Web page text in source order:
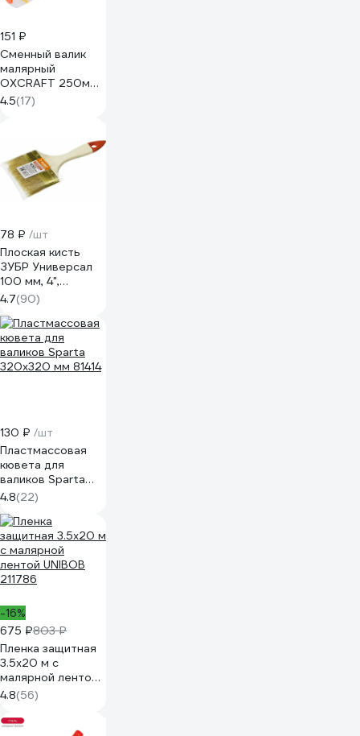
151 ₽
Сменный валик
малярный
OXCRAFT 250мм
44016253
4.5(17)
78 ₽ /шт
Плоская кисть
ЗУБР Универсал
100 мм, 4",
светлая
натуральная
щетина 01099-
100_z01
4.7(90)
130 ₽ /шт
Пластмассовая
кювета для
валиков Sparta
320х320 мм 81414
4.8(22)
-16%
675 ₽803 ₽
Пленка защитная
3.5х20 м с
малярной лентой
UNIBOB 211786
4.8(56)